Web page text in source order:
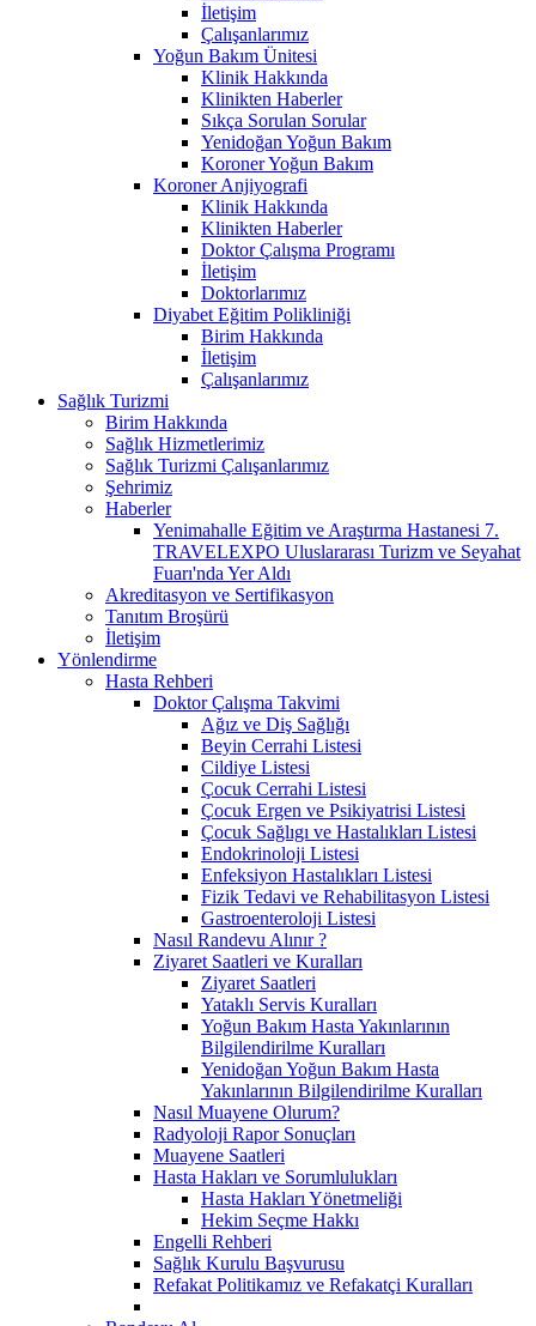
İletişim
Çalışanlarımız
Yoğun Bakım Ünitesi
Klinik Hakkında
Klinikten Haberler
Sıkça Sorulan Sorular
Yenidoğan Yoğun Bakım
Koroner Yoğun Bakım
Koroner Anjiyografi
Klinik Hakkında
Klinikten Haberler
Doktor Çalışma Programı
İletişim
Doktorlarımız
Diyabet Eğitim Polikliniği
Birim Hakkında
İletişim
Çalışanlarımız
Sağlık Turizmi
Birim Hakkında
Sağlık Hizmetlerimiz
Sağlık Turizmi Çalışanlarımız
Şehrimiz
Haberler
Yenimahalle Eğitim ve Araştırma Hastanesi 7.
TRAVELEXPO Uluslararası Turizm ve Seyahat
Fuarı'nda Yer Aldı
Akreditasyon ve Sertifikasyon
Tanıtım Broşürü
İletişim
Yönlendirme
Hasta Rehberi
Doktor Çalışma Takvimi
Ağız ve Diş Sağlığı
Beyin Cerrahi Listesi
Cildiye Listesi
Çocuk Cerrahi Listesi
Çocuk Ergen ve Psikiyatrisi Listesi
Çocuk Sağlıgı ve Hastalıkları Listesi
Endokrinoloji Listesi
Enfeksiyon Hastalıkları Listesi
Fizik Tedavi ve Rehabilitasyon Listesi
Gastroenteroloji Listesi
Nasıl Randevu Alınır ?
Ziyaret Saatleri ve Kuralları
Ziyaret Saatleri
Yataklı Servis Kuralları
Yoğun Bakım Hasta Yakınlarının
Bilgilendirilme Kuralları
Yenidoğan Yoğun Bakım Hasta
Yakınlarının Bilgilendirilme Kuralları
Nasıl Muayene Olurum?
Radyoloji Rapor Sonuçları
Muayene Saatleri
Hasta Hakları ve Sorumlulukları
Hasta Hakları Yönetmeliği
Hekim Seçme Hakkı
Engelli Rehberi
Sağlık Kurulu Başvurusu
Refakat Politikamız ve Refakatçi Kuralları